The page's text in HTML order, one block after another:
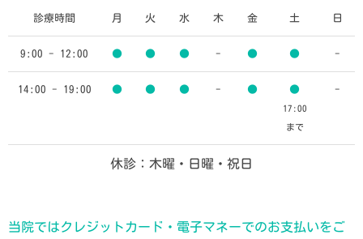
診療時間 月 火 水 木 金 土 日
9:00 - 12:00 ● ● ● - ● ● -
14:00 - 19:00 ● ● ● - ● ●
17:00
まで
-
休診：木曜・日曜・祝日
当院ではクレジットカード・電子マネーでのお支払いをご